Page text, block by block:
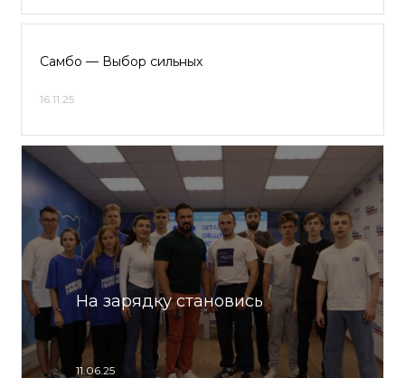
Самбо — Выбор сильных
16.11.25
На зарядку становись
11.06.25